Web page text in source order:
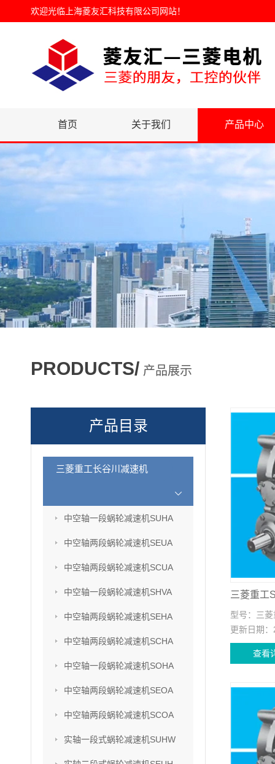
欢迎光临 上海菱友汇科技有限公司网站！
首页 关于我们 产品中心
PRODUCTS/ 产品展示
产品目录
三菱重工长谷川减速机
中空轴一段蜗轮减速机SUHA
中空轴两段蜗轮减速机SEUA
中空轴两段蜗轮减速机SCUA
中空轴一段蜗轮减速机SHVA
中空轴两段蜗轮减速机SEHA
中空轴两段蜗轮减速机SCHA
中空轴一段蜗轮减速机SOHA
中空轴两段蜗轮减速机SEOA
中空轴两段蜗轮减速机SCOA
实轴一段式蜗轮减速机SUHW
型号： 三
更新日期：
查看